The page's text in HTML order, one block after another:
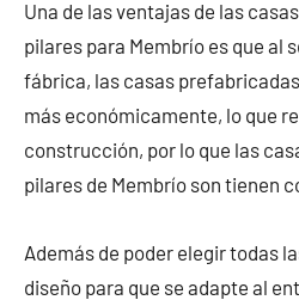
Una de las ventajas de las
pilares para Membrío es que al
fábrica, las casas
más económicamente, lo que
construcción, por lo que las
pilares de Membrío son tienen
Además de poder elegir todas
diseño para que se adapte al